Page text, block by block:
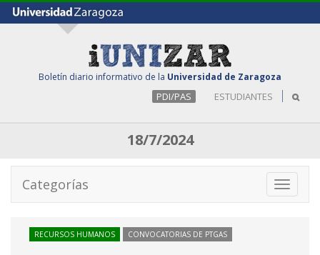
Boletín diario informativo de la Universidad de Zaragoza
PDI/PAS ESTUDIANTES
18/7/2024
Toggle
Categorías
RECURSOS HUMANOS CONVOCATORIAS DE PTGAS